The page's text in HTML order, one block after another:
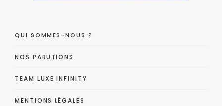
QUI SOMMES-NOUS ?
NOS PARUTIONS
TEAM LUXE INFINITY
MENTIONS LÉGALES